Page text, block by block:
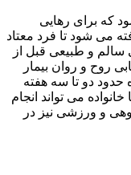
که برای رهایی
می شود تا فرد معتاد
و طبیعی قبل از
روح و روان بیمار
حدود دو تا سه هفته
می تواند انجام
و ورزشی نیز در